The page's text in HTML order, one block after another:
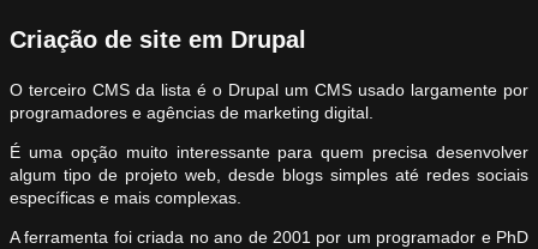
Criação de site em Drupal
O terceiro CMS da lista é o Drupal um CMS usado largamente por
programadores e agências de marketing digital.
É uma opção muito interessante para quem precisa desenvolver
algum tipo de projeto web, desde blogs simples até redes sociais
específicas e mais complexas.
A ferramenta foi criada no ano de 2001 por um programador e PhD